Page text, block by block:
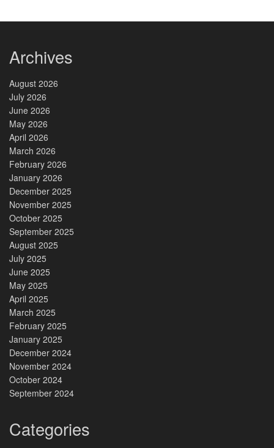
Archives
August 2026
July 2026
June 2026
May 2026
April 2026
March 2026
February 2026
January 2026
December 2025
November 2025
October 2025
September 2025
August 2025
July 2025
June 2025
May 2025
April 2025
March 2025
February 2025
January 2025
December 2024
November 2024
October 2024
September 2024
Categories